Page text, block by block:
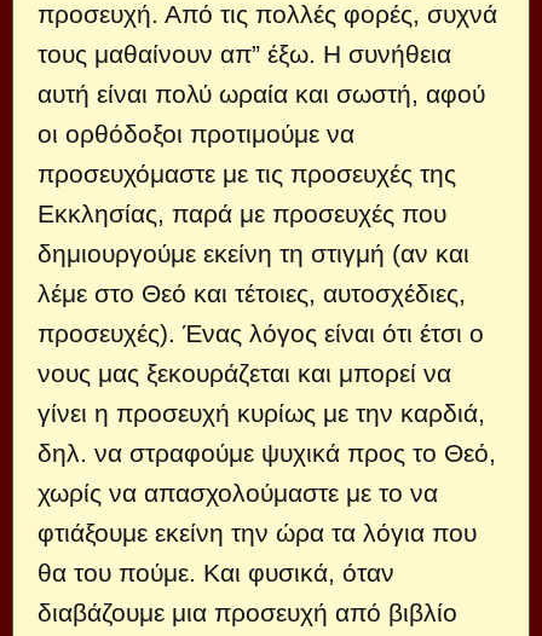
προσευχή. Από τις πολλές φορές, συχνά
τους μαθαίνουν απ” έξω. Η συνήθεια
αυτή είναι πολύ ωραία και σωστή, αφού
οι ορθόδοξοι προτιμούμε να
προσευχόμαστε με τις προσευχές της
Εκκλησίας, παρά με προσευχές που
δημιουργούμε εκείνη τη στιγμή (αν και
λέμε στο Θεό και τέτοιες, αυτοσχέδιες,
προσευχές). Ένας λόγος είναι ότι έτσι ο
νους μας ξεκουράζεται και μπορεί να
γίνει η προσευχή κυρίως με την καρδιά,
δηλ. να στραφούμε ψυχικά προς το Θεό,
χωρίς να απασχολούμαστε με το να
φτιάξουμε εκείνη την ώρα τα λόγια που
θα του πούμε. Και φυσικά, όταν
διαβάζουμε μια προσευχή από βιβλίο